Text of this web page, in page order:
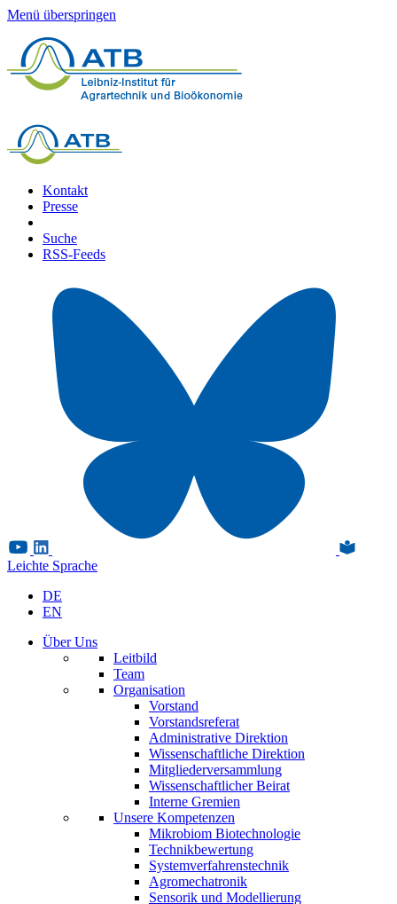
Menü überspringen
Kontakt
Presse
Suche
RSS-Feeds
Leichte Sprache
DE
EN
Über Uns
Leitbild
Team
Organisation
Vorstand
Vorstandsreferat
Administrative Direktion
Wissenschaftliche Direktion
Mitgliederversammlung
Wissenschaftlicher Beirat
Interne Gremien
Unsere Kompetenzen
Mikrobiom Biotechnologie
Technikbewertung
Systemverfahrenstechnik
Agromechatronik
Sensorik und Modellierung